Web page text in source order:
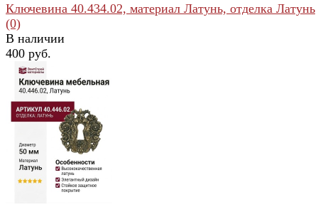
сравнить
Ключевина 40.434.02, материал Латунь, отделка Латунь
(0)
В наличии
400 руб.